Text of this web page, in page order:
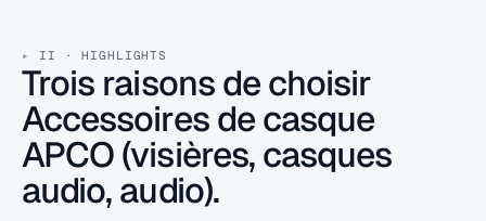
(visières, casques
audio, audio)
Accessoires pour le casque Jetcom et les modèles
compatibles : visières de rechange, casques audio,
connecteurs audio et adaptateurs radio.
11 TAILLES
II · HIGHLIGHTS
Trois raisons de choisir
Accessoires de casque
APCO (visières, casques
audio, audio).